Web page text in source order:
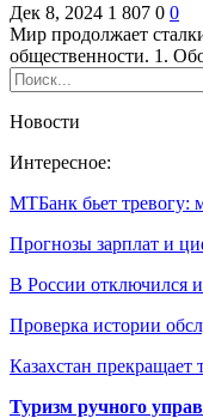
Дек 8, 2024 1 807 0 0
Мир продолжает
общественности. 1.
Новости
Интересное:
МТБанк бьет
Прогнозы зарплат и
В России отключился
Проверка истории
Казахстан прекращает
Туризм ручного